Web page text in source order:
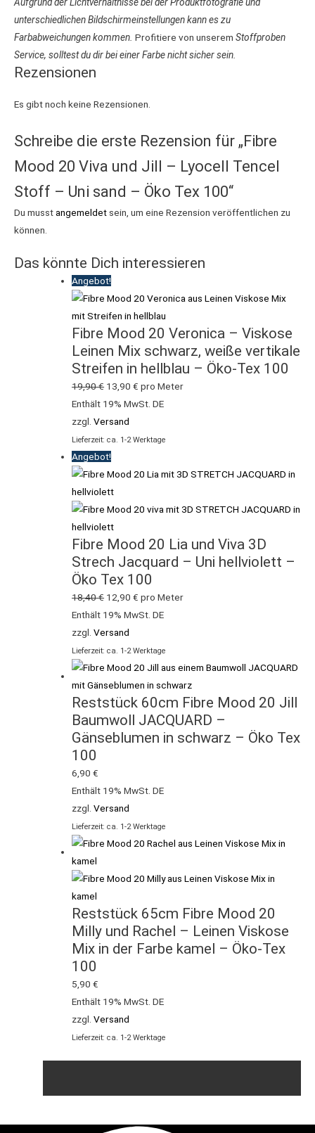
unterschiedlichen Bildschirmeinstellungen kann es zu
Farbabweichungen kommen. Profitiere von unserem Stoffproben
Service, solltest du dir bei einer Farbe nicht sicher sein.
Rezensionen
Es gibt noch keine Rezensionen.
Schreibe die erste Rezension für „Fibre
Mood 20 Viva und Jill – Lyocell Tencel
Stoff – Uni sand – Öko Tex 100“
Du musstangemeldet sein, um eine Rezension veröffentlichen zu
können.
Das könnte Dich interessieren
Angebot!
Fibre Mood 20 Veronica – Viskose
Leinen Mix schwarz, weiße vertikale
Streifen in hellblau – Öko-Tex 100
19,90€ 13,90€ pro Meter
Enthält 19% MwSt. DE
zzgl.Versand
Lieferzeit: ca. 1-2 Werktage
Angebot!
Fibre Mood 20 Lia und Viva 3D
Strech Jacquard – Uni hellviolett –
Öko Tex 100
18,40€ 12,90€ pro Meter
Enthält 19% MwSt. DE
zzgl.Versand
Lieferzeit: ca. 1-2 Werktage
Reststück 60cm Fibre Mood 20 Jill
Baumwoll JACQUARD –
Gänseblumen in schwarz – Öko Tex
100
6,90€
Enthält 19% MwSt. DE
zzgl.Versand
Lieferzeit: ca. 1-2 Werktage
Reststück 65cm Fibre Mood 20
Milly und Rachel – Leinen Viskose
Mix in der Farbe kamel – Öko-Tex
100
5,90€
Enthält 19% MwSt. DE
zzgl.Versand
Lieferzeit: ca. 1-2 Werktage